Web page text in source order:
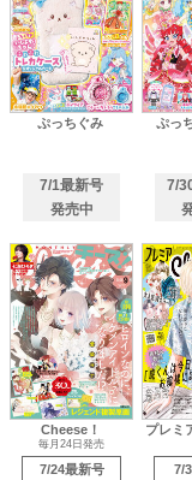
ぷっちぐみ
7/1最新号
発売中
ぷっ
7/
Cheese！
毎月24日発売
7/24最新号
プレミ
7/